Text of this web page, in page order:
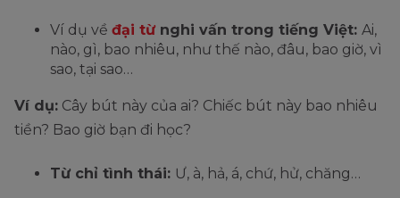
Ví dụ về đại từnghi vấn trong tiếng Việt: Ai,
nào, gì, bao nhiêu, như thế nào, đâu, bao giờ, vì
sao, tại sao…
Ví dụ: Cây bút này của ai? Chiếc bút này bao nhiêu
tiền? Bao giờ bạn đi học?
Từ chỉ tình thái: Ư, à, hả, á, chứ, hử, chăng…